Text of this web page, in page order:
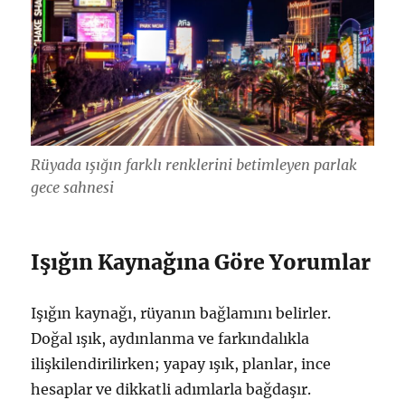
Rüyada ışığın farklı renklerini betimleyen parlak
gece sahnesi
Işığın Kaynağına Göre Yorumlar
Işığın kaynağı, rüyanın bağlamını belirler.
Doğal ışık, aydınlanma ve farkındalıkla
ilişkilendirilirken; yapay ışık, planlar, ince
hesaplar ve dikkatli adımlarla bağdaşır.